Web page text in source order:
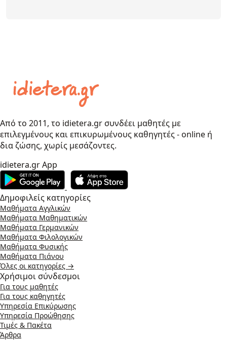
Από το 2011, το idietera.gr συνδέει μαθητές με
επιλεγμένους και επικυρωμένους καθηγητές - online ή
δια ζώσης, χωρίς μεσάζοντες.
idietera.gr App
Δημοφιλείς κατηγορίες
Μαθήματα Αγγλικών
Μαθήματα Μαθηματικών
Μαθήματα Γερμανικών
Μαθήματα Φιλολογικών
Μαθήματα Φυσικής
Μαθήματα Πιάνου
Όλες οι κατηγορίες →
Χρήσιμοι σύνδεσμοι
Για τους μαθητές
Για τους καθηγητές
Υπηρεσία Επικύρωσης
Υπηρεσία Προώθησης
Τιμές & Πακέτα
Άρθρα